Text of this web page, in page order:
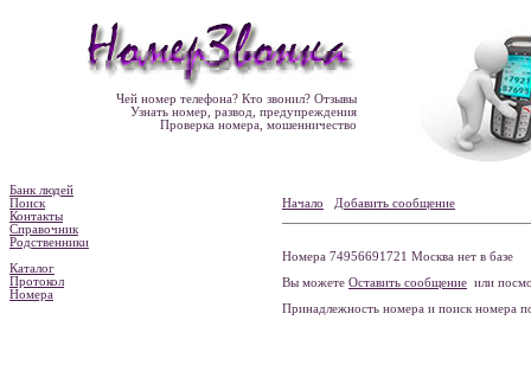
Чей номер телефона? Кто звонил? Отзывы
Узнать номер, развод, предупреждения
Проверка номера, мошенничество
Банк людей
Поиск
Контакты
Справочник
Родственники
Каталог
Протокол
Номера
Начало Добавить сообщение
Номера 74956691721 Москва нет в базе
Вы можете Оставить сообщение или
Принадлежность номера и поиск номера